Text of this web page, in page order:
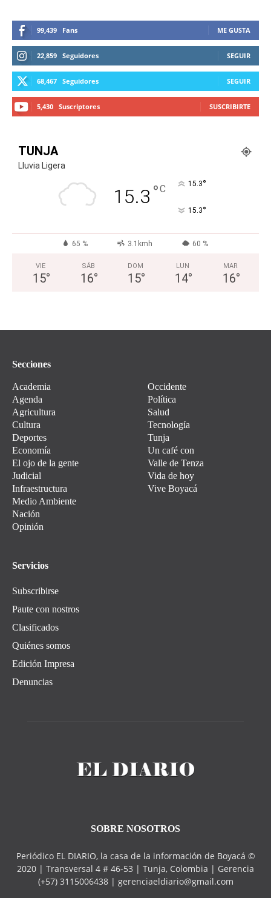
99,439 Fans ME GUSTA
22,859 Seguidores SEGUIR
68,467 Seguidores SEGUIR
5,430 Suscriptores SUSCRIBIRTE
TUNJA
Lluvia Ligera
15.3 °C 15.3°
15.3°
65 % 3.1kmh 60 %
VIE
15°
SÁB
16°
DOM
15°
LUN
14°
MAR
16°
Secciones
Academia
Agenda
Agricultura
Cultura
Deportes
Economía
El ojo de la gente
Judicial
Infraestructura
Medio Ambiente
Nación
Opinión
Occidente
Política
Salud
Tecnología
Tunja
Un café con
Valle de Tenza
Vida de hoy
Vive Boyacá
Servicios
Subscribirse
Paute con nostros
Clasificados
Quiénes somos
Edición Impresa
Denuncias
SOBRE NOSOTROS
Periódico EL DIARIO, la casa de la información de Boyacá ©
2020 | Transversal 4 # 46-53 | Tunja, Colombia | Gerencia
(+57) 3115006438 | gerenciaeldiario@gmail.com